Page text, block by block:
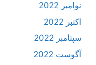
نوامبر 2022
اکتبر 2022
سپتامبر 2022
آگوست 2022